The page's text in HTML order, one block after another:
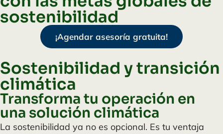
sostenibilidad
¡Agendar asesoría gratuita!
Sostenibilidad y transición
climática
Transforma tu operación en
una solución climática
La sostenibilidad ya no es opcional. Es tu ventaja